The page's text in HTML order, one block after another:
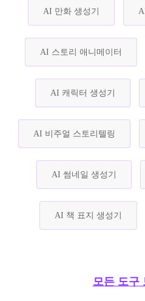
AI 만화 생성기
AI 스토리 애니메이터
AI 캐릭터 생성기
AI 비주얼 스토리텔링
AI 썸네일 생성기
AI 책 표지 생성기
모든 도구